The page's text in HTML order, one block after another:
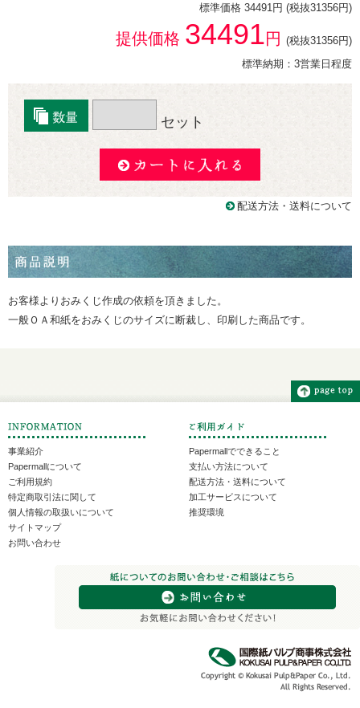
標準価格 34491円 (税抜31356円)
提供価格 34491円 (税抜31356円)
標準納期：3営業日程度
セット
配送方法・送料について
お客様よりおみくじ作成の依頼を頂きました。
一般ＯＡ和紙をおみくじのサイズに断裁し、印刷した商品です。
事業紹介
Papermallについて
ご利用規約
特定商取引法に関して
個人情報の取扱いについて
サイトマップ
お問い合わせ
Papermallでできること
支払い方法について
配送方法・送料について
加工サービスについて
推奨環境